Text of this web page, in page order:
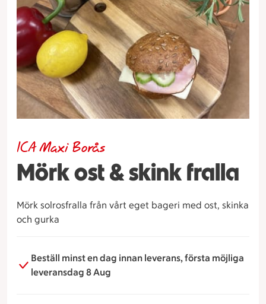
Mörk ost & skink fralla
ICA Maxi Borås
Mörk solrosfralla från vårt eget bageri med ost, skinka
och gurka
Beställ minst en dag innan leverans, första möjliga
leveransdag 8 Aug